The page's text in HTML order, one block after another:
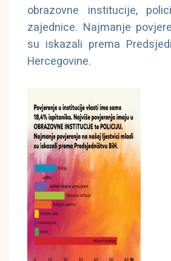
obrazovne institucije,
zajednice. Najmanje
su iskazali prema
Hercegovine.